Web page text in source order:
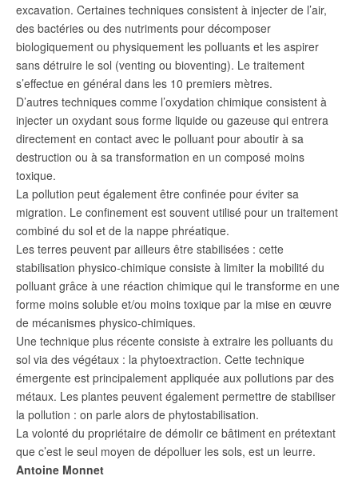
excavation. Certaines techniques consistent à injecter de l’air,
des bactéries ou des nutriments pour décomposer
biologiquement ou physiquement les polluants et les aspirer
sans détruire le sol (venting ou bioventing). Le traitement
s’effectue en général dans les 10 premiers mètres.
D’autres techniques comme l’oxydation chimique consistent à
injecter un oxydant sous forme liquide ou gazeuse qui entrera
directement en contact avec le polluant pour aboutir à sa
destruction ou à sa transformation en un composé moins
toxique.
La pollution peut également être confinée pour éviter sa
migration. Le confinement est souvent utilisé pour un traitement
combiné du sol et de la nappe phréatique.
Les terres peuvent par ailleurs être stabilisées : cette
stabilisation physico-chimique consiste à limiter la mobilité du
polluant grâce à une réaction chimique qui le transforme en une
forme moins soluble et/ou moins toxique par la mise en œuvre
de mécanismes physico-chimiques.
Une technique plus récente consiste à extraire les polluants du
sol via des végétaux : la phytoextraction. Cette technique
émergente est principalement appliquée aux pollutions par des
métaux. Les plantes peuvent également permettre de stabiliser
la pollution : on parle alors de phytostabilisation.
La volonté du propriétaire de démolir ce bâtiment en prétextant
que c’est le seul moyen de dépolluer les sols, est un leurre.
Antoine Monnet